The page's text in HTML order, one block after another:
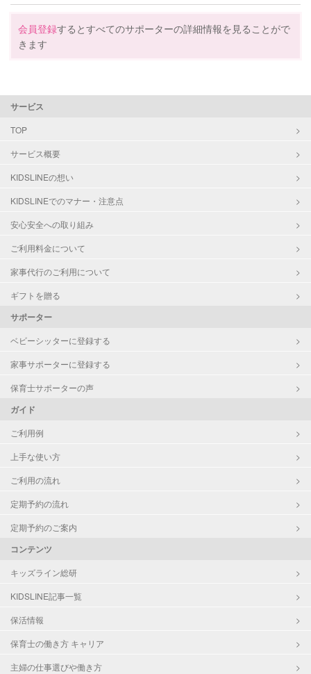
会員登録するとすべてのサポーターの詳細情報を見ることがで
きます
サービス
TOP
サービス概要
KIDSLINEの想い
KIDSLINEでのマナー・注意点
安心安全への取り組み
ご利用料金について
家事代行のご利用について
ギフトを贈る
サポーター
ベビーシッターに登録する
家事サポーターに登録する
保育士サポーターの声
ガイド
ご利用例
上手な使い方
ご利用の流れ
定期予約の流れ
定期予約のご案内
コンテンツ
キッズライン総研
KIDSLINE記事一覧
保活情報
保育士の働き方 キャリア
主婦の仕事選びや働き方